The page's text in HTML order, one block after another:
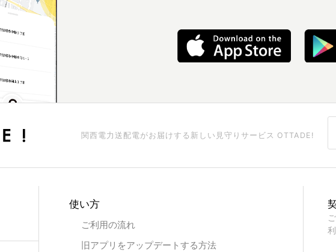
関西電力送配電がお届けする 新しい見守りサービス OTTADE!
使い方
ご利用の流れ
旧アプリをアップデートする方法